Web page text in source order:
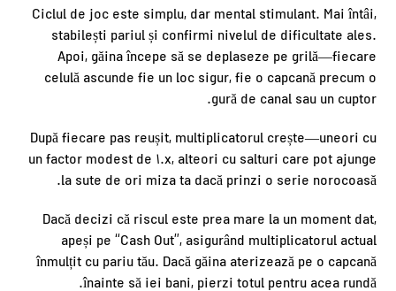
Ciclul de joc este simplu, dar mental stimulant. Mai întâi,
stabilești pariul și confirmi nivelul de dificultate ales.
Apoi, găina începe să se deplaseze pe grilă—fiecare
celulă ascunde fie un loc sigur, fie o capcană precum o
gură de canal sau un cuptor.
După fiecare pas reușit, multiplicatorul crește—uneori cu
un factor modest de 1.x, alteori cu salturi care pot ajunge
la sute de ori miza ta dacă prinzi o serie norocoasă.
Dacă decizi că riscul este prea mare la un moment dat,
apeși pe “Cash Out”, asigurând multiplicatorul actual
înmulțit cu pariu tău. Dacă găina aterizează pe o capcană
înainte să iei bani, pierzi totul pentru acea rundă.